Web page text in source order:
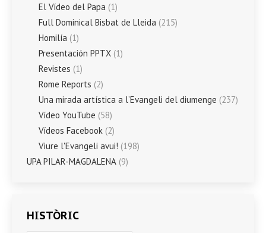
El Vídeo del Papa (1)
Full Dominical Bisbat de Lleida (215)
Homilía (1)
Presentación PPTX (1)
Revistes (1)
Rome Reports (2)
Una mirada artística a l’Evangeli del diumenge (237)
Vídeo YouTube (58)
Vídeos Facebook (2)
Viure l'Evangeli avui! (198)
UPA PILAR-MAGDALENA (9)
HISTÒRIC